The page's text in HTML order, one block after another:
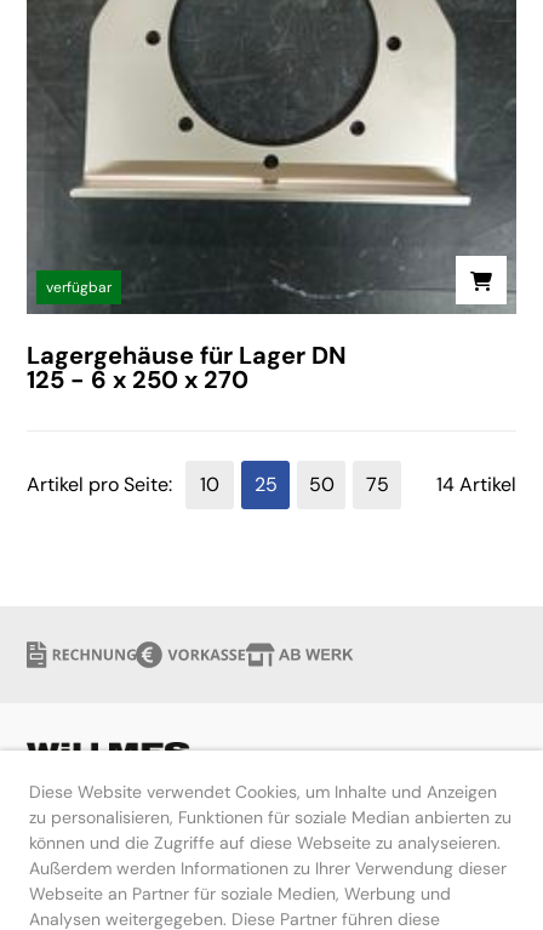
Diese Website verwendet Cookies, um Inhalte und Anzeigen
zu personalisieren, Funktionen für soziale Median anbierten zu
können und die Zugriffe auf diese Webseite zu analyseieren.
Außerdem werden Informationen zu Ihrer Verwendung dieser
Webseite an Partner für soziale Medien, Werbung und
Analysen weitergegeben. Diese Partner führen diese
verfügbar
Lagergehäuse für Lager DN
125 - 6 x 250 x 270
14 Artikel
Artikel pro Seite: 10 25 50 75
Hilfe
Kontakt